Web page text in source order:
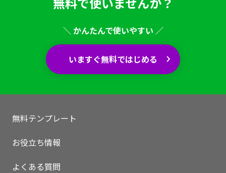
＼ かんたんで使いやすい ／
いますぐ無料ではじめる
無料テンプレート
お役立ち情報
よくある質問